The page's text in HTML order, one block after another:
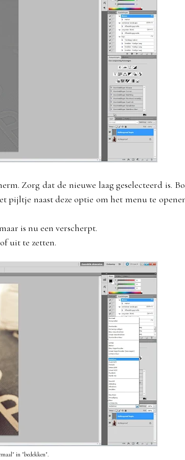
Zorg dat de nieuwe laag geselecteerd is.
pijltje naast deze optie om het menu te
is nu een verscherpt.
uit te zetten.
in "bedekken".